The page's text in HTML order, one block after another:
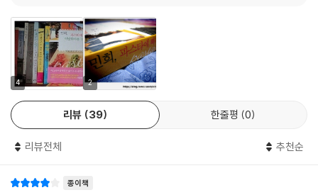
고, 정오가 되면 온 식구가 다 모여 몇 시간이고 식사를 즐기겠지. 캄파니아
사람들은 오래전부터 그래 왔으니까. --- pp.120-122
하지만 몇 번 해봤으니 그만큼 수월할 거라는 내 짐작은 시작부터 폭격을
맞았다. 나침반만 쓰던 배낭여행객이 최첨단 내비게이션에 흥분해 지시대
로만 따라 가다가 산속에 갇히기를 몇 번이나 반복했고, 열의 아홉은 말리
던 스틱 자동차를 고집하다가 브레이크와 클러치를 동시에 사용하는 무지
를 발휘해 보닛에서 연기가 피어오르기도 했다. 여행을 떠나기 전의 자신
가 이탈리아 사람들이 아무리 거지같이 운전을 한다고 소문이 났대도 이렇
어울리는 다양한 소스, 파스타를 만드는 밀가루 등 파스타 전반에 대한 정
보를 충실히 담고 있어 ‘이야기가 있는 파스타 백과사전’이라고도 부를 만
하다. 이 책을 읽은 독자라면 누구나 이탈리안 레스토랑의 두꺼운 메뉴판
을 두려움 없이 열어볼 수 있을 것이다.
『민희, 파스타에 빠져 이탈리아를 누비다』의 다양한 맛
도시의 고급 레스토랑에서 시골 마을의 작은 주방까지
여행에 앞서 이탈리아 각지의 파스타 문화를 꼼꼼히 조사한 저자는 북부,
방식으로 만드는 지역을 찾아 중심 경로를 짰다. 캄파니아, 시칠리아, 토스
4 2
리뷰 39 한줄평 0
리뷰전체 추천순
종이책